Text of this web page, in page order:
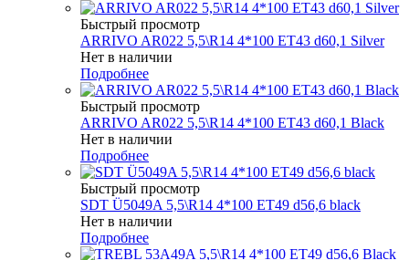
Быстрый просмотр
ARRIVO AR022 5,5\R14 4*100 ET43 d60,1 Silver
Нет в наличии
Подробнее
Быстрый просмотр
ARRIVO AR022 5,5\R14 4*100 ET43 d60,1 Black
Нет в наличии
Подробнее
Быстрый просмотр
SDT Ü5049A 5,5\R14 4*100 ET49 d56,6 black
Нет в наличии
Подробнее